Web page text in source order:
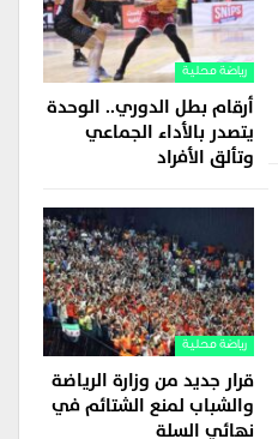
رياضة محلية
أرقام بطل الدوري.. الوحدة
يتصدر بالأداء الجماعي
وتألق الأفراد
رياضة محلية
قرار جديد من وزارة الرياضة
والشباب لمنع الشتائم في
نهائي السلة